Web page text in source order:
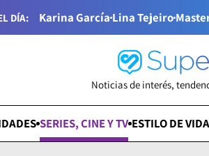
DÍA: Karina GarcíaLina Tejeiro
Noticias de interés,
SERIES, CINE Y TV ESTILO DE